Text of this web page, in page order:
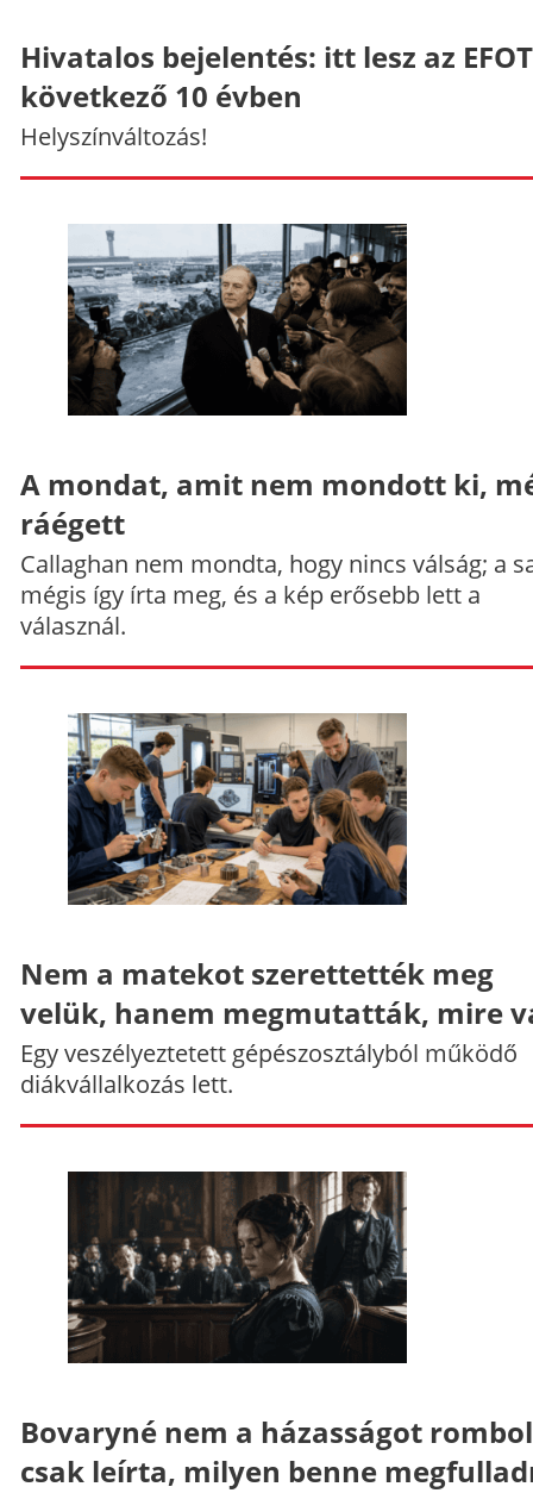
Hivatalos bejelentés: itt lesz az
következő 10 évben
Helyszínváltozás!
A mondat, amit nem mondott ki,
ráégett
Callaghan nem mondta, hogy nincs válság; a
mégis így írta meg, és a kép erősebb lett a
válasznál.
Nem a matekot szerettették meg
velük, hanem megmutatták, mire
Egy veszélyeztetett gépészosztályból működő
diákvállalkozás lett.
Bovaryné nem a házasságot
csak leírta, milyen benne